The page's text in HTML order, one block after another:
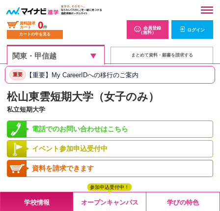
資料請求
カート
0件
カートの中を見る
会員登録
（無料）
ログイン
まとめて資料・願書を請求する
重要 【重要】My CareerIDへの移行のご案内
松山東雲短期大学（女子のみ）
私立短期大学
電話でのお問い合わせはこちら
イベント参加申込受付中
資料を請求できます
学校情報 オープンキャンパス
参加申込受付中！
学びの特色